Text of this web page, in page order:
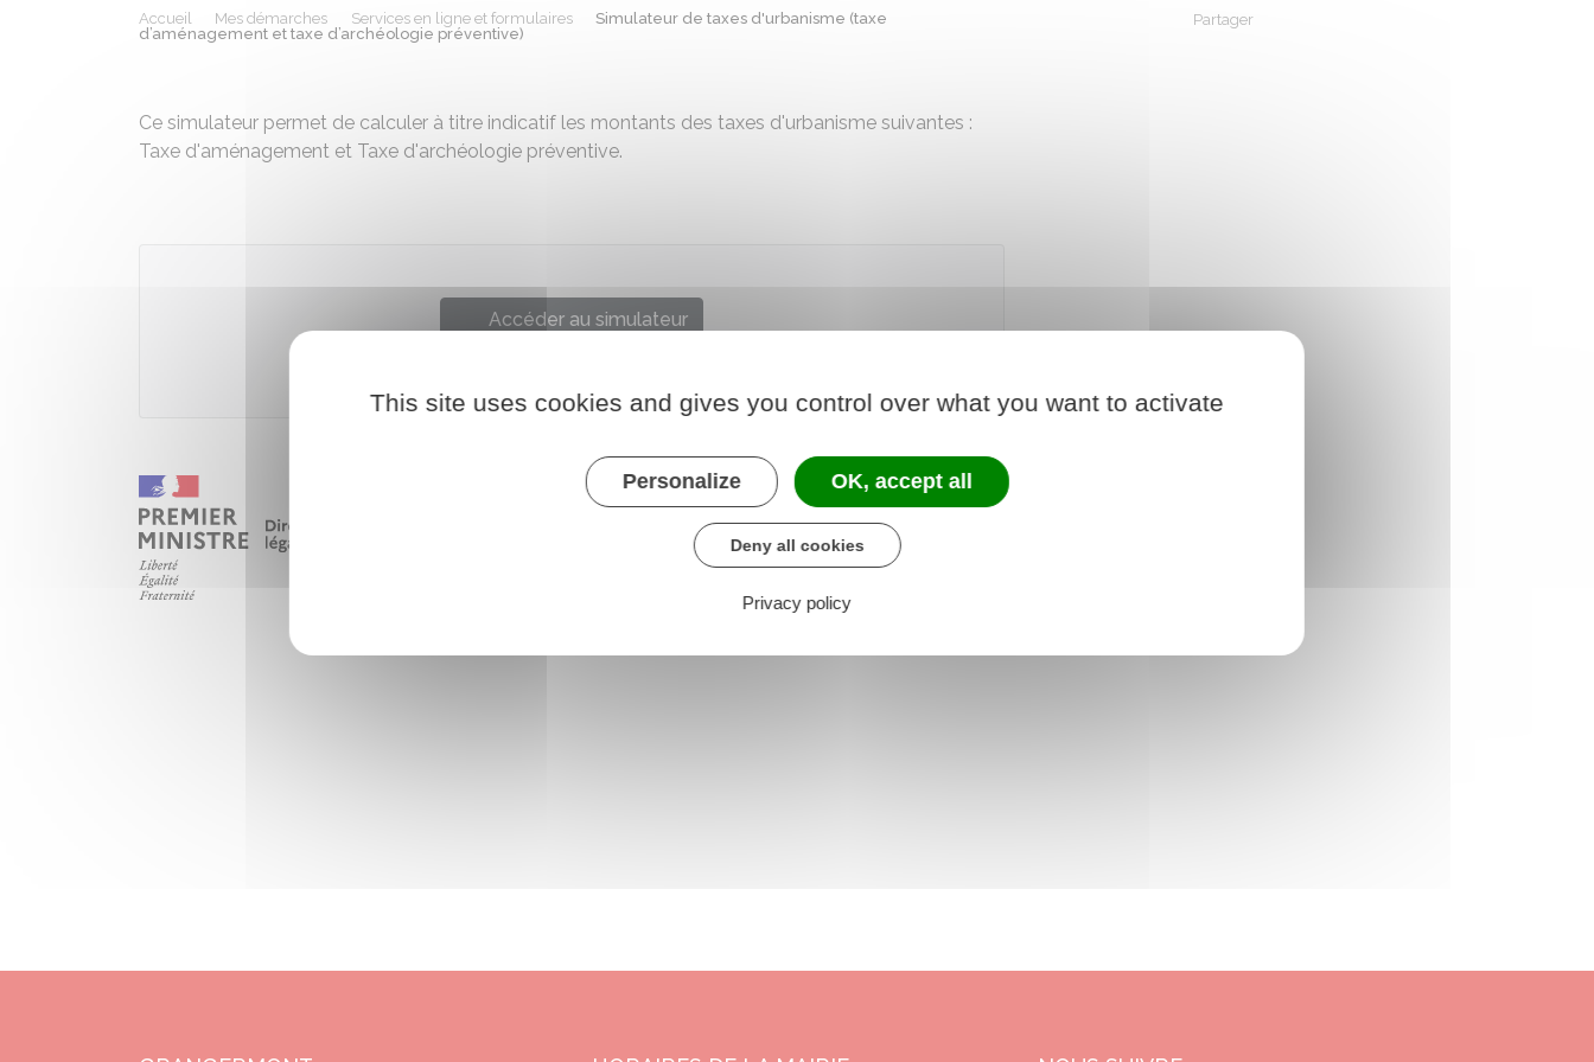
Accueil Mes démarches Services en ligne et formulaires
Simulateur de taxes d'urbanisme (taxe
d’aménagement et taxe d’archéologie préventive)
Partager
Ce simulateur permet de calculer à titre indicatif les montants des taxes d'urbanisme suivantes :
Taxe d'aménagement et Taxe d'archéologie préventive.
Accéder au simulateur
This site uses cookies and gives you control over what you want to activate
Personalize OK, accept all
Deny all cookies
Privacy policy